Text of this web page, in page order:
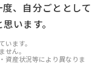
、自分ごととして
います。
ます。
ん。
資産状況等により異なりま